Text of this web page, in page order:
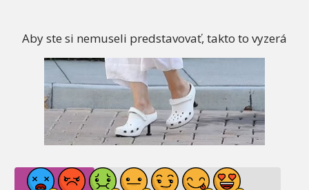
Aby ste si nemuseli predstavovať, takto to vyzerá